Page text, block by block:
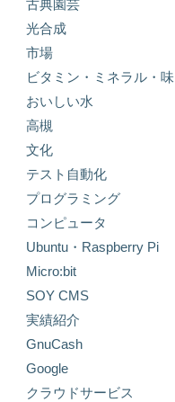
古典園芸
光合成
市場
ビタミン・ミネラル・味
おいしい水
高槻
文化
テスト自動化
プログラミング
コンピュータ
Ubuntu・Raspberry Pi
Micro:bit
SOY CMS
実績紹介
GnuCash
Google
クラウドサービス